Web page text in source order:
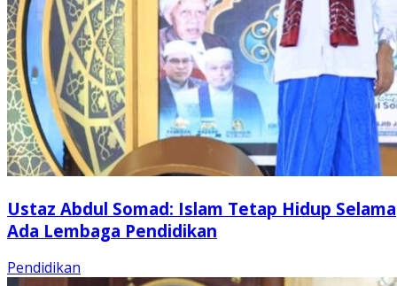
Ustaz Abdul Somad: Islam Tetap Hidup Selama
Ada Lembaga Pendidikan
Pendidikan